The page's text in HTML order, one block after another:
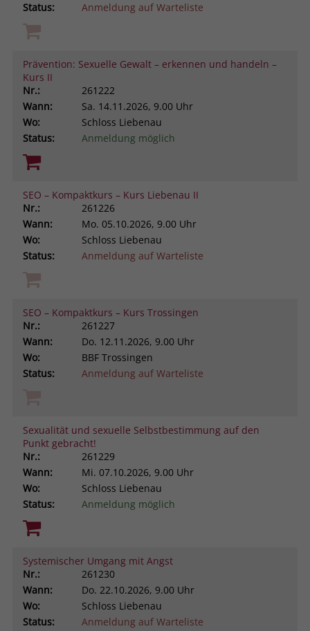
Status:
Anmeldung auf Warteliste
Prävention: Sexuelle Gewalt – erkennen und handeln –
Kurs II
Nr.:
261222
Wann:
Sa. 14.11.2026, 9.00 Uhr
Wo:
Schloss Liebenau
Status:
Anmeldung möglich
SEO – Kompaktkurs – Kurs Liebenau II
Nr.:
261226
Wann:
Mo. 05.10.2026, 9.00 Uhr
Wo:
Schloss Liebenau
Status:
Anmeldung auf Warteliste
SEO – Kompaktkurs – Kurs Trossingen
Nr.:
261227
Wann:
Do. 12.11.2026, 9.00 Uhr
Wo:
BBF Trossingen
Status:
Anmeldung auf Warteliste
Sexualität und sexuelle Selbstbestimmung auf den
Punkt gebracht!
Nr.:
261229
Wann:
Mi. 07.10.2026, 9.00 Uhr
Wo:
Schloss Liebenau
Status:
Anmeldung möglich
Systemischer Umgang mit Angst
Nr.:
261230
Wann:
Do. 22.10.2026, 9.00 Uhr
Wo:
Schloss Liebenau
Status:
Anmeldung auf Warteliste